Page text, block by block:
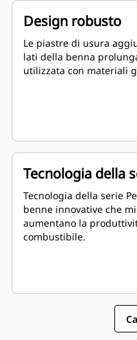
Design robusto
Le piastre di usura
lati della benna
utilizzata con materiali
Tecnologia della
Tecnologia della serie
benne innovative che
aumentano la
combustibile.